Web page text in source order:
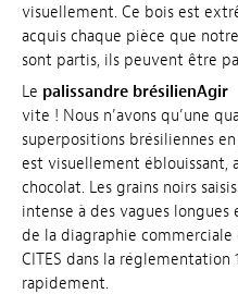
visuellement. Ce bois est
acquis chaque pièce que
sont partis, ils peuvent être
Le palissandre brésilienAgir
vite ! Nous n’avons qu’une
superpositions brésiliennes
est visuellement éblouissant,
chocolat. Les grains noirs
intense à des vagues
de la diagraphie
CITES dans la réglementation
rapidement.